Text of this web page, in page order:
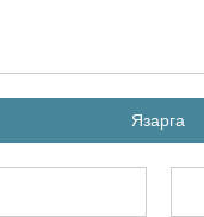
Язарга